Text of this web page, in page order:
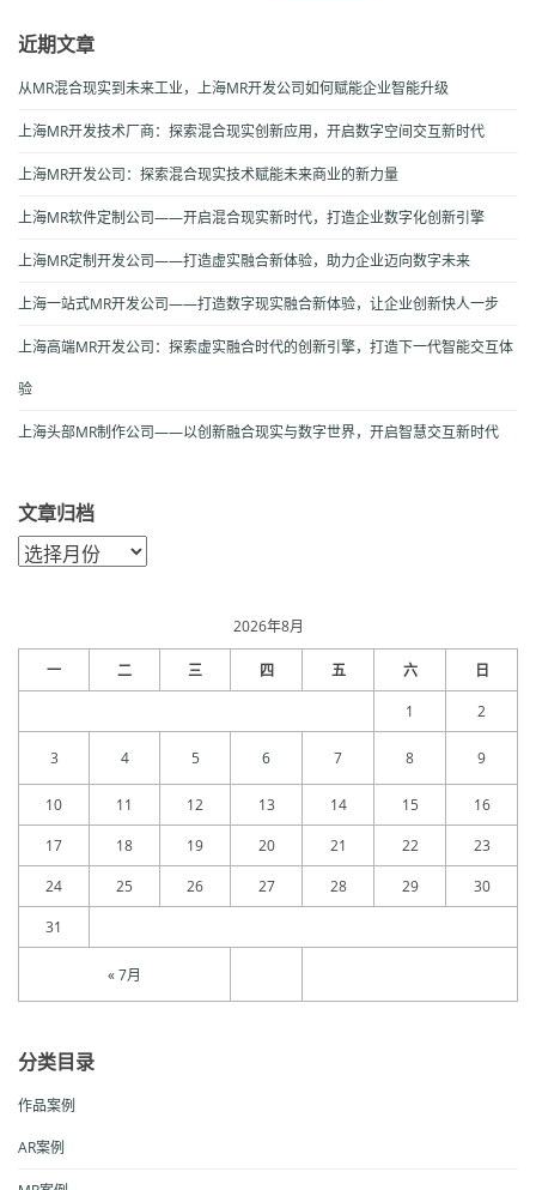
近期文章
从MR混合现实到未来工业，上海MR开发公司如何赋能企业智能升级
上海MR开发技术厂商：探索混合现实创新应用，开启数字空间交互新时代
上海MR开发公司：探索混合现实技术赋能未来商业的新力量
上海MR软件定制公司——开启混合现实新时代，打造企业数字化创新引擎
上海MR定制开发公司——打造虚实融合新体验，助力企业迈向数字未来
上海一站式MR开发公司——打造数字现实融合新体验，让企业创新快人一步
上海高端MR开发公司：探索虚实融合时代的创新引擎，打造下一代智能交互体
验
上海头部MR制作公司——以创新融合现实与数字世界，开启智慧交互新时代
文章归档
文
章
2026年8月
一 二 三 四 五 六 日
« 7月
1 2
3 4 5 6 7 8 9
10 11 12 13 14 15
16
17
18 19 20 21 22
23
24
25 26 27 28 29
30
31
分类目录
作品案例
AR案例